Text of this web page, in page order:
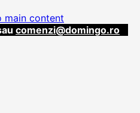
main content
comenzi@domingo.ro